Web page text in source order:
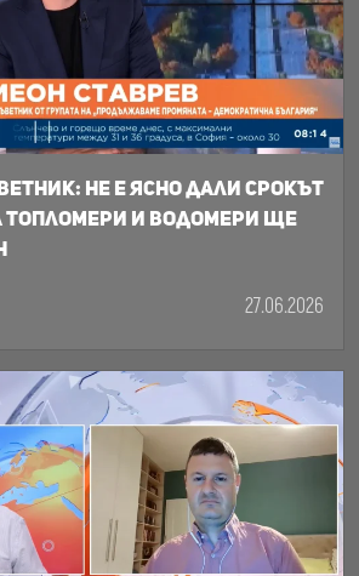
Не е ясно дали срокът
топломери и водомери ще
27.06.2026